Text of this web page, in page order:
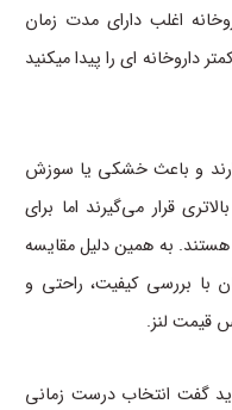
اغلب دارای مدت زمان
داروخانه ای را پیدا میکنید
و باعث خشکی یا سوزش
قرار می‌گیرند اما برای
به همین دلیل مقایسه
با بررسی کیفیت، راحتی و
قیمت لنز.
گفت انتخاب درست زمانی